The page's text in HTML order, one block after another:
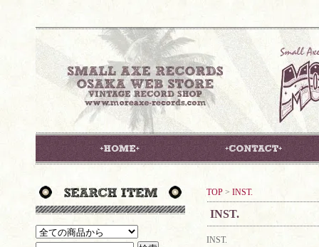
TOP > INST.
INST.
INST.